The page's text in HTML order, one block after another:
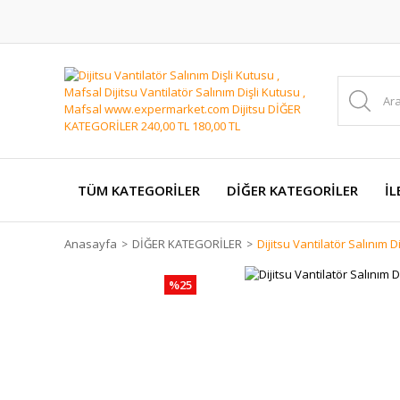
TÜM KATEGORİLER DİĞER KATEGORİLER
Anasayfa DİĞER KATEGORİLER Dijitsu Vantilatör Salınım
%25